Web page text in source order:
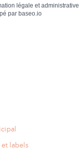
légale et administrative
par baseo.io
labels